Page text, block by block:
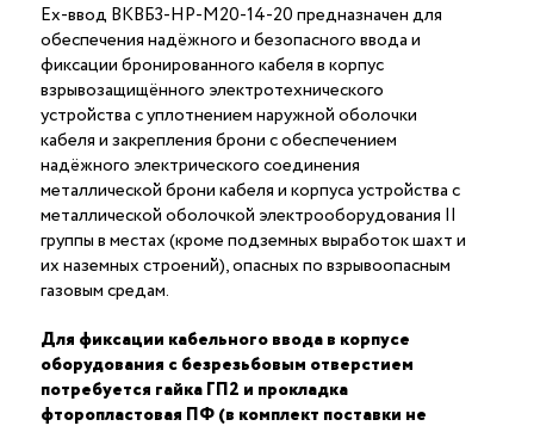
Ех-ввод ВКВБ3-НР-M20-14-20 предназначен для
обеспечения надёжного и безопасного ввода и
фиксации бронированного кабеля в корпус
взрывозащищённого электротехнического
устройства с уплотнением наружной оболочки
кабеля и закрепления брони с обеспечением
надёжного электрического соединения
металлической брони кабеля и корпуса устройства c
металлической оболочкой электрооборудования II
группы в местах (кроме подземных выработок шахт и
их наземных строений), опасных по взрывоопасным
газовым средам.
Для фиксации кабельного ввода в корпусе
оборудования с безрезьбовым отверстием
потребуется гайка ГП2 и прокладка
фторопластовая ПФ (в комплект поставки не